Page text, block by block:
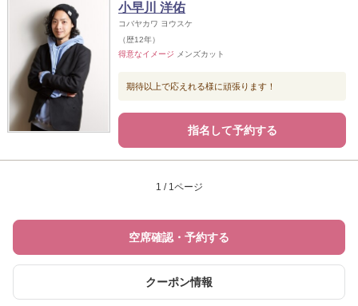
小早川 洋佑
コバヤカワ ヨウスケ
（歴12年）
得意なイメージ メンズカット
期待以上で応えれる様に頑張ります！
指名して予約する
1 / 1ページ
空席確認・予約する
クーポン情報